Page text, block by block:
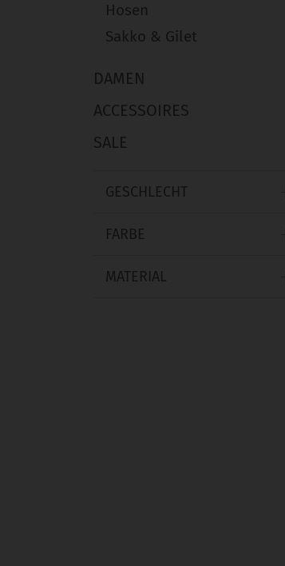
Hosen
Sakko & Gilet
DAMEN
ACCESSOIRES
SALE
GESCHLECHT
MATERIAL
FARBE